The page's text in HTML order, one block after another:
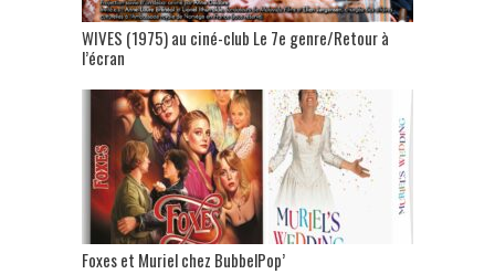
WIVES (1975) au ciné-club Le 7e genre/Retour à
l’écran
Foxes et Muriel chez BubbelPop’